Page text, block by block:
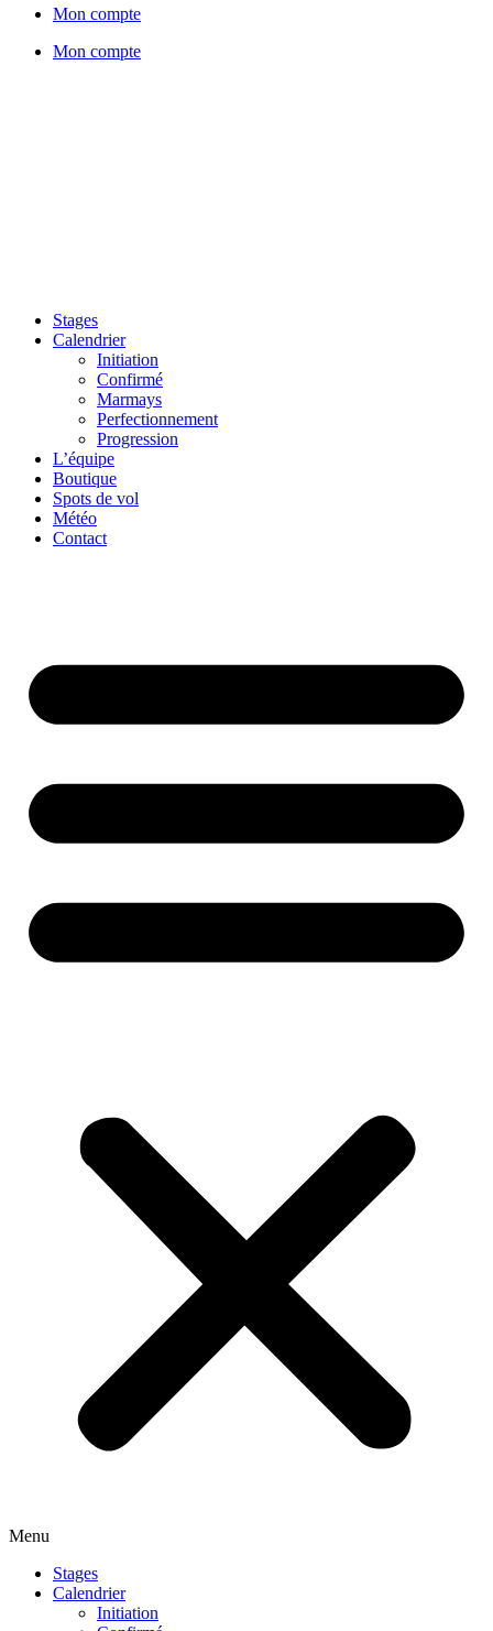
Mon compte
Mon compte
Stages
Calendrier
Initiation
Confirmé
Marmays
Perfectionnement
Progression
L’équipe
Boutique
Spots de vol
Météo
Contact
Menu
Stages
Calendrier
Initiation